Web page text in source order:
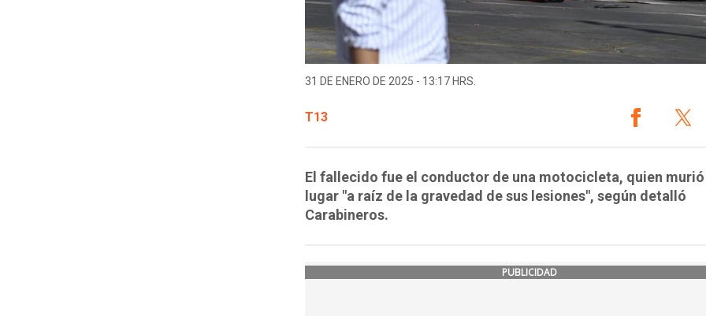
31 DE ENERO DE 2025 - 13:17 HRS.
T13
El fallecido fue el conductor de una motocicleta, quien murió
lugar "a raíz de la gravedad de sus lesiones", según detalló
Carabineros.
PUBLICIDAD